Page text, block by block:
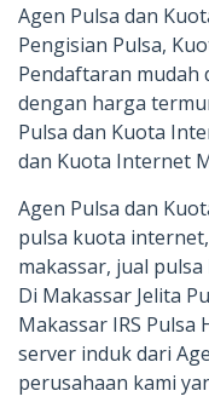
Agen Pulsa dan
Pengisian Pulsa,
Pendaftaran mudah
dengan harga
Pulsa dan Kuota
dan Kuota Internet
Agen Pulsa dan
pulsa kuota
makassar, jual
Di Makassar Jelita
Makassar IRS Pulsa
server induk dari
perusahaan kami